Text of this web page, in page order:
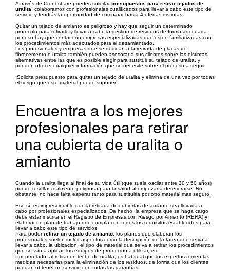
A través de Cronoshare puedes solicitarpresupuestos para retirar tejados de
uralita: colaboramos con profesionales cualificados para llevar a cabo este tipo de
servicio y tendrás la oportunidad de comparar hasta 4 ofertas distintas.
Quitar un tejado de amianto es peligroso y hay que seguir un determinado
protocolo para retirarlo y llevar a cabo la gestión de residuos de forma adecuada:
por eso hay que contar con empresas especializadas que estén familiarizadas con
los procedimientos más adecuados para el desamiantado.
Los profesionales y empresas que se dedican a la retirada de placas de
fibrocemento o uralita también pueden asesorar a sus clientes sobre las distintas
alternativas entre las que es posible elegir para sustituir su tejado de uralita, y
pueden ofrecer cualquier información que se necesite sobre el proceso a seguir.
¡Solicita presupuesto para quitar un tejado de uralita y elimina de una vez por todas
el riesgo que este material puede suponer!
Encuentra a los mejores
profesionales para retirar
una cubierta de uralita o
amianto
Cuando la uralita llega al final de su vida útil (que suele oscilar entre 30 y 50 años)
puede resultar realmente peligrosa para la salud al empezar a deteriorarse. No
obstante, no hace falta esperar tanto para sustituirla por otro material más seguro.
Eso sí, es imprescindible que la retirada de cubiertas de amianto sea llevada a
cabo por profesionales especializados. De hecho, la empresa que se haga cargo
debe estar inscrita en el Registro de Empresas con Riesgo por Amianto (RERA) y
elaborar un plan de trabajo que cumpla con todos los requisitos establecidos para
llevar a cabo este tipo de servicios.
Para poderretirar un tejado de amianto , los planes que elaboran los
profesionales suelen incluir aspectos como la descripción de la tarea que se va a
llevar a cabo, la ubicación, el tipo de material que se va a retirar, los procedimientos
que se van a aplicar, los equipos de protección a utilizar, etc.
Por otro lado, al retirar un techo de uralita, es habitual que los expertos tomen las
medidas necesarias para la eliminación de los residuos, de forma que los clientes
puedan obtener un servicio con todas las garantías.